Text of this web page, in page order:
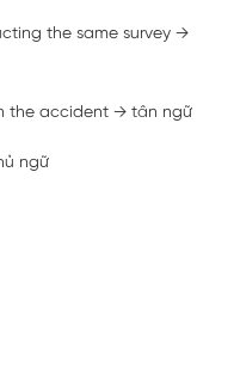
the same survey →
the accident → tân ngữ
ngữ